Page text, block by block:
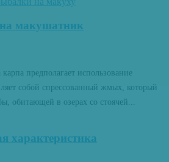
макушатник
предполагает использование
собой спрессованный жмых, который
обитающей в озерах со стоячей...
характеристика